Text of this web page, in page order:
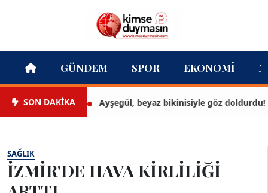
GÜNDEM SPOR EKONOMI
SON DAKİKA Ayşegül, beyaz bikinisiyle göz doldurdu!
SAĞLIK
İZMİR'DE HAVA KİRLİLİĞİ